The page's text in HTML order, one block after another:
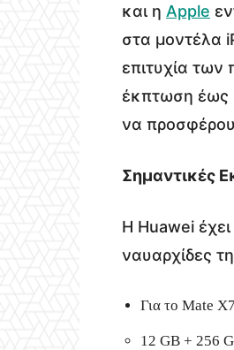
και η Apple
στα μοντέλα
επιτυχία
έκπτωση έως
να
Σημαντικές
Η Huawei έχει
ναυαρχίδες
Για το Mate
12 GB + 256